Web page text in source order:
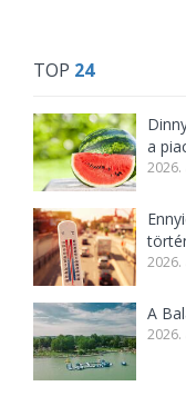
TOP 24
a
2026.
2026.
A
2026.